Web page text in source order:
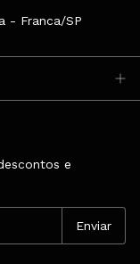
- Franca/SP
e